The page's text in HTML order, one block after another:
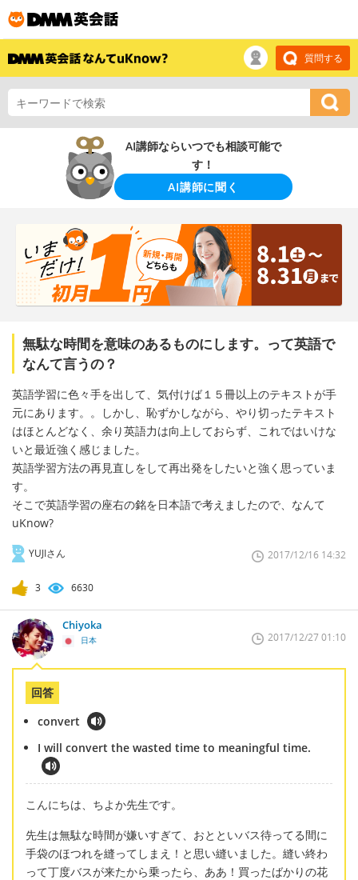
質問する
AI講師ならいつでも相談可能で
す！
AI講師に聞く
無駄な時間を意味のあるものにします。って英語で
なんて言うの？
英語学習に色々手を出して、気付けば１５冊以上のテキストが手
元にあります。。しかし、恥ずかしながら、やり切ったテキスト
はほとんどなく、余り英語力は向上しておらず、これではいけな
いと最近強く感じました。
英語学習方法の再見直しをして再出発をしたいと強く思っていま
す。
そこで英語学習の座右の銘を日本語で考えましたので、なんて
uKnow?
YUJIさん 2017/12/16 14:32
3 6630
Chiyoka
日本 2017/12/27 01:10
回答
convert
I will convert the wasted time to meaningful time.
こんにちは、ちよか先生です。
先生は無駄な時間が嫌いすぎて、おとといバス待ってる間に
手袋のほつれを縫ってしまえ！と思い縫いました。縫い終わ
って丁度バスが来たから乗ったら、ああ！買ったばかりの花